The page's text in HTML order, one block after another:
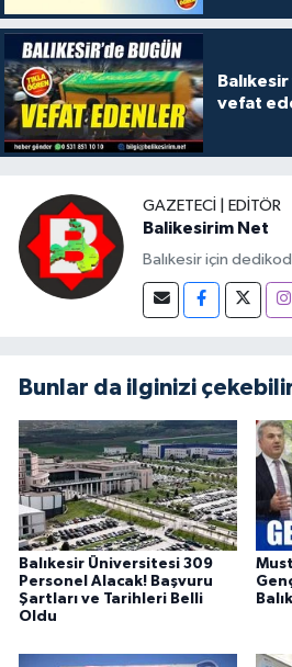
vefat
GAZETECI | EDITÖR
Balikesirim Net
Balıkesir için
Bunlar da ilginizi
Balıkesir Üniversitesi 309
Personel Alacak! Başvuru
Şartları ve Tarihleri Belli
Oldu